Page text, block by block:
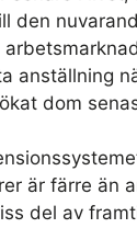
den
anställning
dom
är färre än
del av